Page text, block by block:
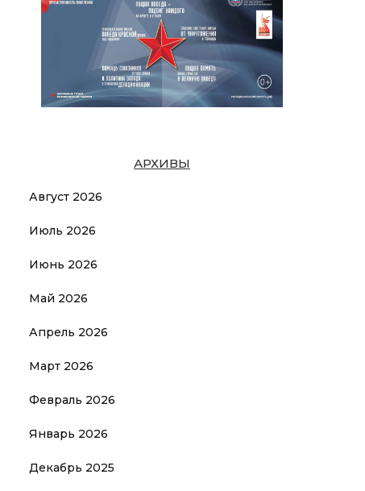
АРХИВЫ
Август 2026
Июль 2026
Июнь 2026
Май 2026
Апрель 2026
Март 2026
Февраль 2026
Январь 2026
Декабрь 2025